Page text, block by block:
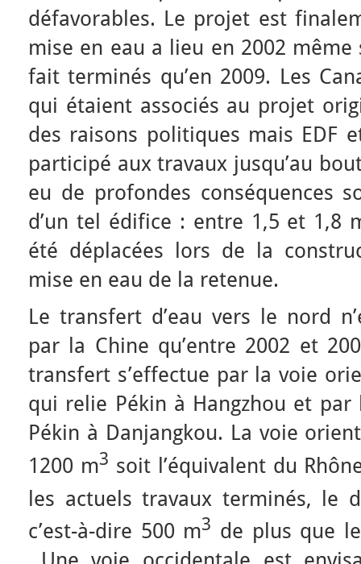
défavorables. Le projet est
mise en eau a lieu en 2002
fait terminés qu’en 2009. Les
qui étaient associés au projet
des raisons politiques mais EDF
participé aux travaux jusqu’au
eu de profondes conséquences
d’un tel édifice : entre 1,5 et 1,8
été déplacées lors de la
mise en eau de la retenue.
Le transfert d’eau vers le nord
par la Chine qu’entre 2002 et
transfert s’effectue par la voie
qui relie Pékin à Hangzhou et
Pékin à Danjangkou. La voie
1200 m3 soit l’équivalent du
les actuels travaux terminés, le
c’est-à-dire 500 m3 de plus que